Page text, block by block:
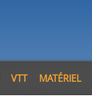
VTT MATÉRIEL